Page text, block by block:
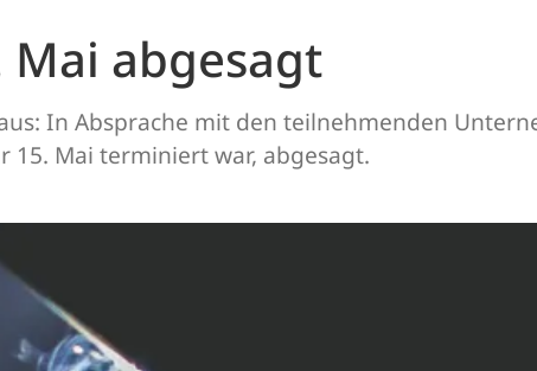
Mai abgesagt
In Absprache mit den teilnehmenden
15. Mai terminiert war, abgesagt.